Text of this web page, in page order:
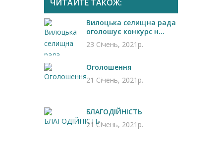
ЧИТАЙТЕ ТАКОЖ:
Вилоцька селищна рада
оголошує конкурс н...
23 Січень, 2021р.
Оголошення
21 Січень, 2021р.
БЛАГОДІЙНІСТЬ
21 Січень, 2021р.